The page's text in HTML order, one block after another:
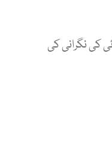
کی نگرانی کی